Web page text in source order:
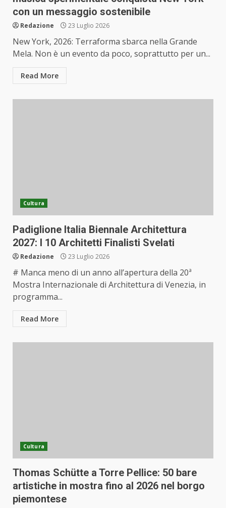
con un messaggio sostenibile
Redazione 23 Luglio 2026
New York, 2026: Terraforma sbarca nella Grande
Mela. Non è un evento da poco, soprattutto per un...
Read More
Cultura
Padiglione Italia Biennale Architettura
2027: I 10 Architetti Finalisti Svelati
Redazione 23 Luglio 2026
# Manca meno di un anno all’apertura della 20ª
Mostra Internazionale di Architettura di Venezia, in
programma...
Read More
Cultura
Thomas Schütte a Torre Pellice: 50 bare
artistiche in mostra fino al 2026 nel borgo
piemontese